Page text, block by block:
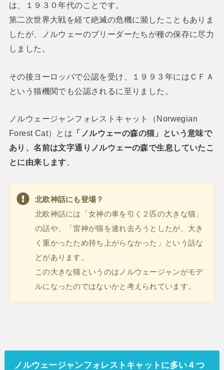
は、１９３０年代のことです。
第二次世界大戦を経て絶滅の危機に瀕したこともありま
したが、ノルウェーのブリーダーたちが種の保存に尽力
しました。
その後ヨーロッパで公認を受け、１９９３年にはＣＦＡ
という猫機関でも公認されるに至りました。
ノルウェージャンフォレストキャット（Norwegian
Forest Cat）とは 「ノルウェーの森の猫」という意味で
あり、名前は文字通りノルウェーの森で生息していたこ
とに由来します。
北欧神話にも登場？
北欧神話には「女神の車を引く２匹の大きな猫」
の話や、「雷神が猫を連れ去ろうとしたが、大き
く重かったため持ち上がらなかった」という話な
どがあります。
この大きな猫というのはノルウェージャンがモデ
ルになったのではないかと考えられています。
ノルウェージャンフォレストキャットに多い４つ